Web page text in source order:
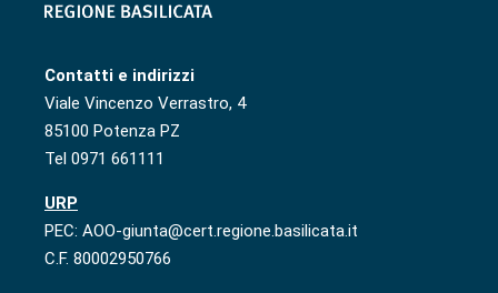
Contatti e indirizzi
Viale Vincenzo Verrastro, 4
85100 Potenza PZ
Tel 0971 661111
URP
PEC: AOO-giunta@cert.regione.basilicata.it
C.F. 80002950766